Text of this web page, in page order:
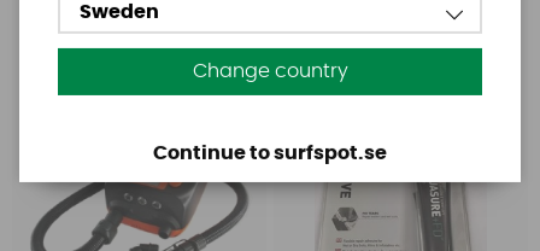
SUP Pump
Sweden
Change country
Continue to surfspot.se